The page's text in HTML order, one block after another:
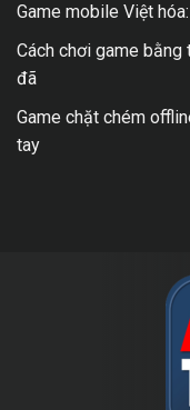
Game mobile Việt
Cách chơi game
đã
Game chặt chém
tay